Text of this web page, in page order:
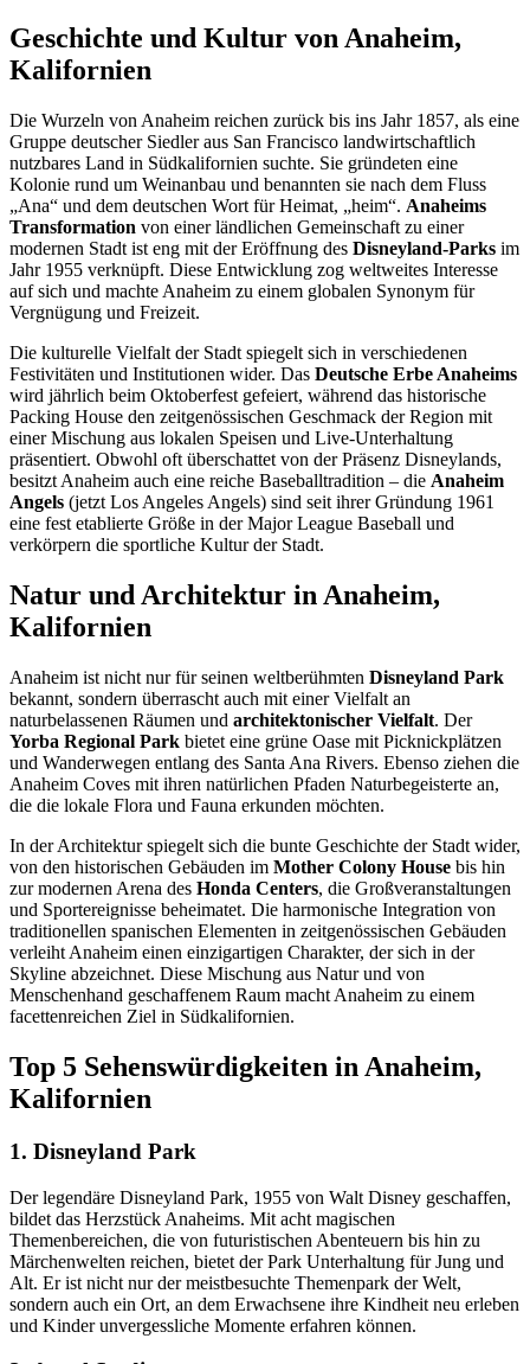
Geschichte und Kultur von Anaheim,
Kalifornien
Die Wurzeln von Anaheim reichen zurück bis ins Jahr 1857, als eine
Gruppe deutscher Siedler aus San Francisco landwirtschaftlich
nutzbares Land in Südkalifornien suchte. Sie gründeten eine
Kolonie rund um Weinanbau und benannten sie nach dem Fluss
„Ana“ und dem deutschen Wort für Heimat, „heim“. Anaheims
Transformation von einer ländlichen Gemeinschaft zu einer
modernen Stadt ist eng mit der Eröffnung des Disneyland-Parks im
Jahr 1955 verknüpft. Diese Entwicklung zog weltweites Interesse
auf sich und machte Anaheim zu einem globalen Synonym für
Vergnügung und Freizeit.
Die kulturelle Vielfalt der Stadt spiegelt sich in verschiedenen
Festivitäten und Institutionen wider. Das Deutsche Erbe Anaheims
wird jährlich beim Oktoberfest gefeiert, während das historische
Packing House den zeitgenössischen Geschmack der Region mit
einer Mischung aus lokalen Speisen und Live-Unterhaltung
präsentiert. Obwohl oft überschattet von der Präsenz Disneylands,
besitzt Anaheim auch eine reiche Baseballtradition – die Anaheim
Angels (jetzt Los Angeles Angels) sind seit ihrer Gründung 1961
eine fest etablierte Größe in der Major League Baseball und
verkörpern die sportliche Kultur der Stadt.
Natur und Architektur in Anaheim,
Kalifornien
Anaheim ist nicht nur für seinen weltberühmten Disneyland Park
bekannt, sondern überrascht auch mit einer Vielfalt an
naturbelassenen Räumen und architektonischer Vielfalt. Der
Yorba Regional Park bietet eine grüne Oase mit Picknickplätzen
und Wanderwegen entlang des Santa Ana Rivers. Ebenso ziehen die
Anaheim Coves mit ihren natürlichen Pfaden Naturbegeisterte an,
die die lokale Flora und Fauna erkunden möchten.
In der Architektur spiegelt sich die bunte Geschichte der Stadt wider,
von den historischen Gebäuden im Mother Colony House bis hin
zur modernen Arena des Honda Centers, die Großveranstaltungen
und Sportereignisse beheimatet. Die harmonische Integration von
traditionellen spanischen Elementen in zeitgenössischen Gebäuden
verleiht Anaheim einen einzigartigen Charakter, der sich in der
Skyline abzeichnet. Diese Mischung aus Natur und von
Menschenhand geschaffenem Raum macht Anaheim zu einem
facettenreichen Ziel in Südkalifornien.
Top 5 Sehenswürdigkeiten in Anaheim,
Kalifornien
1. Disneyland Park
Der legendäre Disneyland Park, 1955 von Walt Disney geschaffen,
bildet das Herzstück Anaheims. Mit acht magischen
Themenbereichen, die von futuristischen Abenteuern bis hin zu
Märchenwelten reichen, bietet der Park Unterhaltung für Jung und
Alt. Er ist nicht nur der meistbesuchte Themenpark der Welt,
sondern auch ein Ort, an dem Erwachsene ihre Kindheit neu erleben
und Kinder unvergessliche Momente erfahren können.